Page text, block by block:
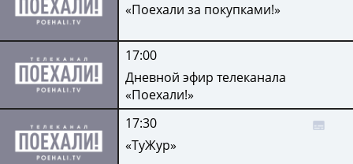
«Поехали за покупками!»
17:00
Дневной эфир телеканала
«Поехали!»
17:30
«ТуЖур»